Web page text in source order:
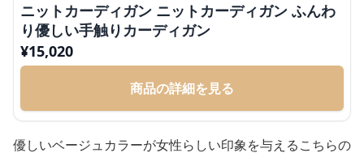
ニットカーディガン ニットカーディガン ふんわ
り優しい手触りカーディガン
¥15,020
商品の詳細を見る
優しいベージュカラーが女性らしい印象を与えるこちらの